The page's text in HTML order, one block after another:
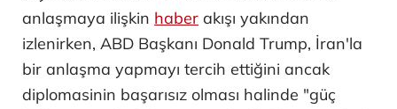
anlaşmaya ilişkin haber akışı yakından
izlenirken, ABD Başkanı Donald Trump, İran'la
bir anlaşma yapmayı tercih ettiğini ancak
diplomasinin başarısız olması halinde "güç